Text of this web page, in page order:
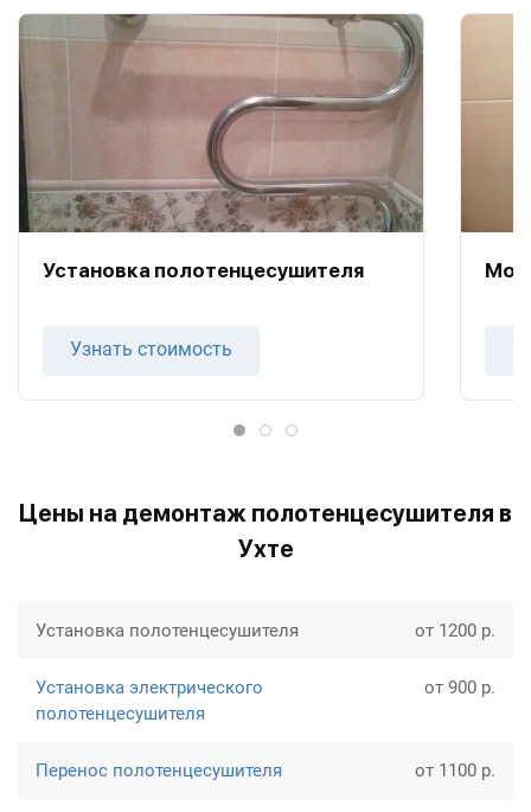
Установка полотенцесушителя
Узнать стоимость
Цены на демонтаж полотенцесушителя в
Ухте
Установка полотенцесушителя от 1200 р.
Установка электрического
полотенцесушителя
от 900 р.
Перенос полотенцесушителя от 1100 р.